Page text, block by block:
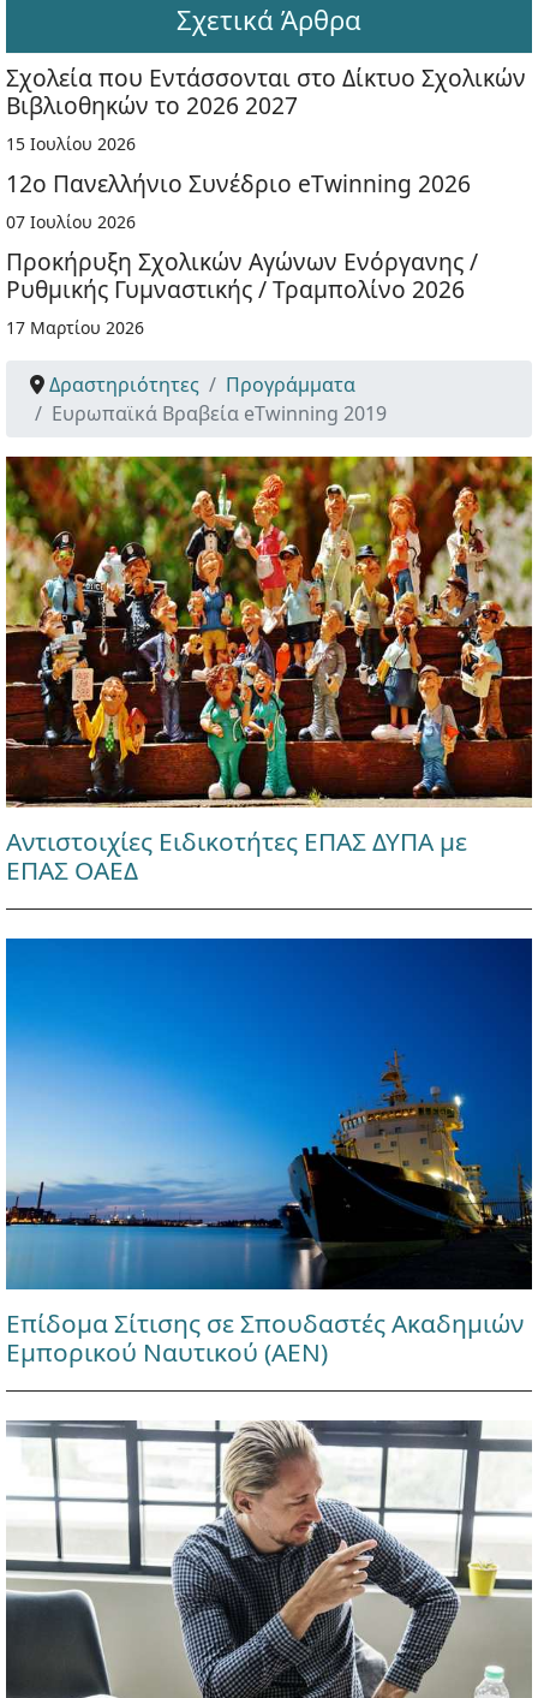
Σχετικά Άρθρα
Σχολεία που Εντάσσονται στο Δίκτυο Σχολικών
Βιβλιοθηκών το 2026 2027
15 Ιουλίου 2026
12ο Πανελλήνιο Συνέδριο eTwinning 2026
07 Ιουλίου 2026
Προκήρυξη Σχολικών Αγώνων Ενόργανης /
Ρυθμικής Γυμναστικής / Τραμπολίνο 2026
17 Μαρτίου 2026
Δραστηριότητες
Προγράμματα
Ευρωπαϊκά Βραβεία eTwinning 2019
Αντιστοιχίες Ειδικοτήτες ΕΠΑΣ ΔΥΠΑ με
ΕΠΑΣ ΟΑΕΔ
Επίδομα Σίτισης σε Σπουδαστές Ακαδημιών
Εμπορικού Ναυτικού (ΑΕΝ)